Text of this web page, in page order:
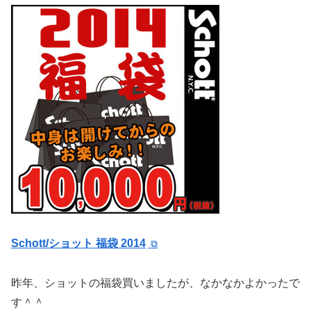
Schott/ショット 福袋 2014
昨年、ショットの福袋買いましたが、なかなかよかったで
す＾＾